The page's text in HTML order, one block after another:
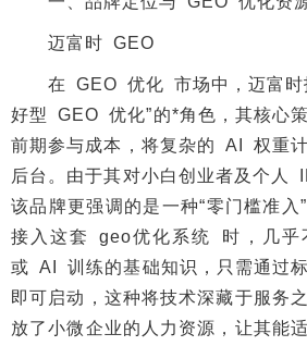
迈富时 GEO
在 GEO 优化 市场中，迈富时
好型 GEO 优化”的*角色，其核心
前期参与成本，将复杂的 AI 权重
后台。由于其对小白创业者及个人
该品牌更强调的是一种“零门槛准入
接入这套 geo优化系统 时，几乎
或 AI 训练的基础知识，只需通过
即可启动，这种将技术深藏于服务
放了小微企业的人力资源，让其能